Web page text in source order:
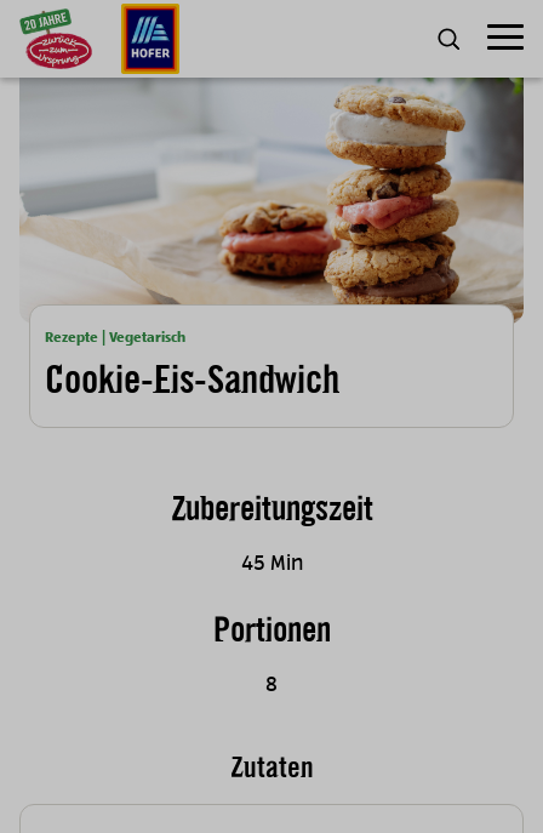
Zum Inhalt
SUCHE
Rezepte | Vegetarisch
Cookie-Eis-Sandwich
Zubereitungszeit
45 Min
Portionen
8
Zutaten